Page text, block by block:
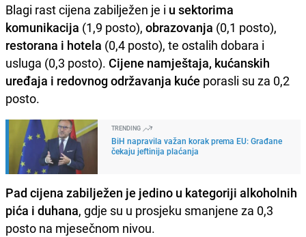
Blagi rast cijena zabilježen je i u sektorima
komunikacija (1,9 posto), obrazovanja (0,1 posto),
restorana i hotela (0,4 posto), te ostalih dobara i
usluga (0,3 posto). Cijene namještaja, kućanskih
uređaja i redovnog održavanja kuće porasli su za 0,2
posto.
TRENDING
BiH napravila važan korak prema EU: Građane
čekaju jeftinija plaćanja
Pad cijena zabilježen je jedino u kategoriji alkoholnih
pića i duhana, gdje su u prosjeku smanjene za 0,3
posto na mjesečnom nivou.